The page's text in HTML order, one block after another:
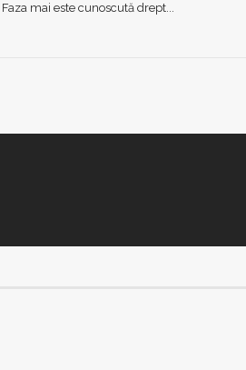
mai este cunoscută drept...